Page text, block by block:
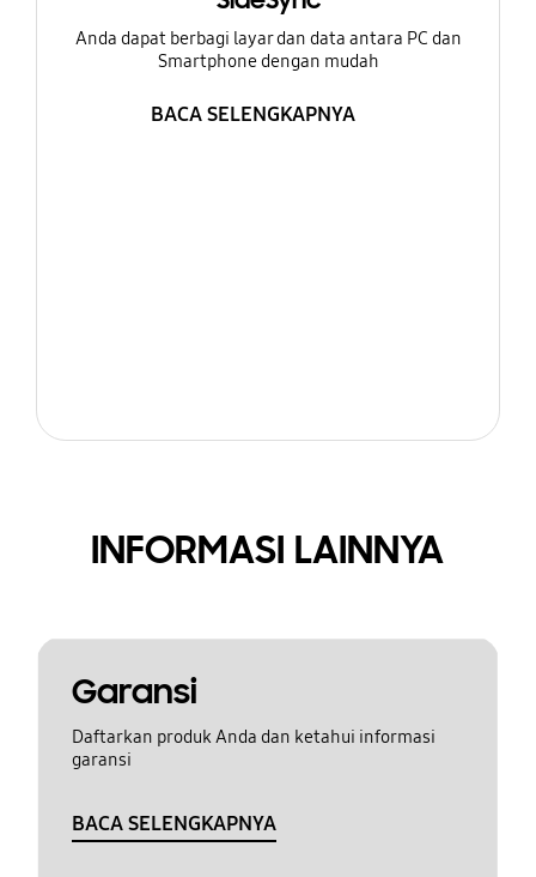
Anda dapat berbagi layar dan data antara PC dan
Smartphone dengan mudah
BACA SELENGKAPNYA
INFORMASI LAINNYA
Garansi
Daftarkan produk Anda dan ketahui informasi
garansi
BACA SELENGKAPNYA